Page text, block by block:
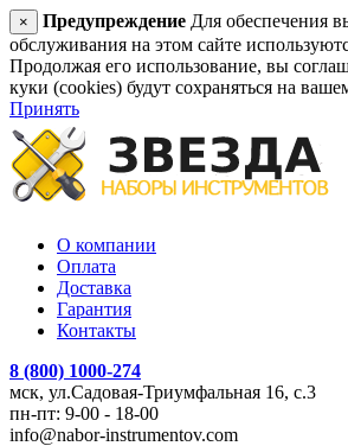
× Предупреждение Для обеспечения
обслуживания на этом сайте
Продолжая его использование, вы
куки (cookies) будут сохраняться на
Принять
О компании
Оплата
Доставка
Гарантия
Контакты
8 (800) 1000-274
мск, ул.Садовая-Триумфальная 16, с.3
пн-пт: 9-00 - 18-00
info@nabor-instrumentov.com